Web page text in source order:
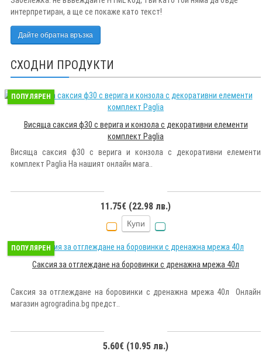
интерпретиран, а ще се покаже като текст!
Дайте обратна връзка
СХОДНИ ПРОДУКТИ
ПОПУЛЯРЕН
Висяща саксия ф30 с верига и конзола с декоративни елементи
комплект Paglia
Висяща саксия ф30 с верига и конзола с декоративни елементи
комплект Paglia На нашият онлайн мага..
11.75€ (22.98 лв.)
Купи
ПОПУЛЯРЕН
Саксия за отглеждане на боровинки с дренажна мрежа 40л
Саксия за отглеждане на боровинки с дренажна мрежа 40л Онлайн
магазин agrogradina.bg предст..
5.60€ (10.95 лв.)